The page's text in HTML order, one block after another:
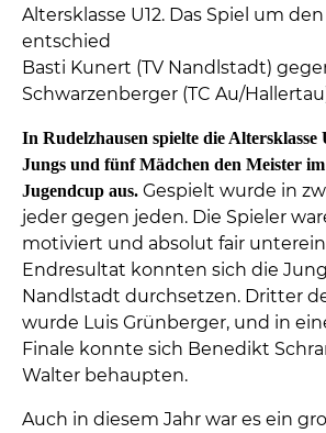
Altersklasse U12. Das Spiel um
entschied
Basti Kunert (TV Nandlstadt)
Schwarzenberger (TC Au/
In Rudelzhausen spielte die Altersklasse
Jungs und fünf Mädchen den Meister
Jugendcup aus. Gespielt wurde in
jeder gegen jeden. Die Spieler
motiviert und absolut fair
Endresultat konnten sich die
Nandlstadt durchsetzen. Dritter
wurde Luis Grünberger, und in
Finale konnte sich Benedikt
Walter behaupten.
Auch in diesem Jahr war es ein